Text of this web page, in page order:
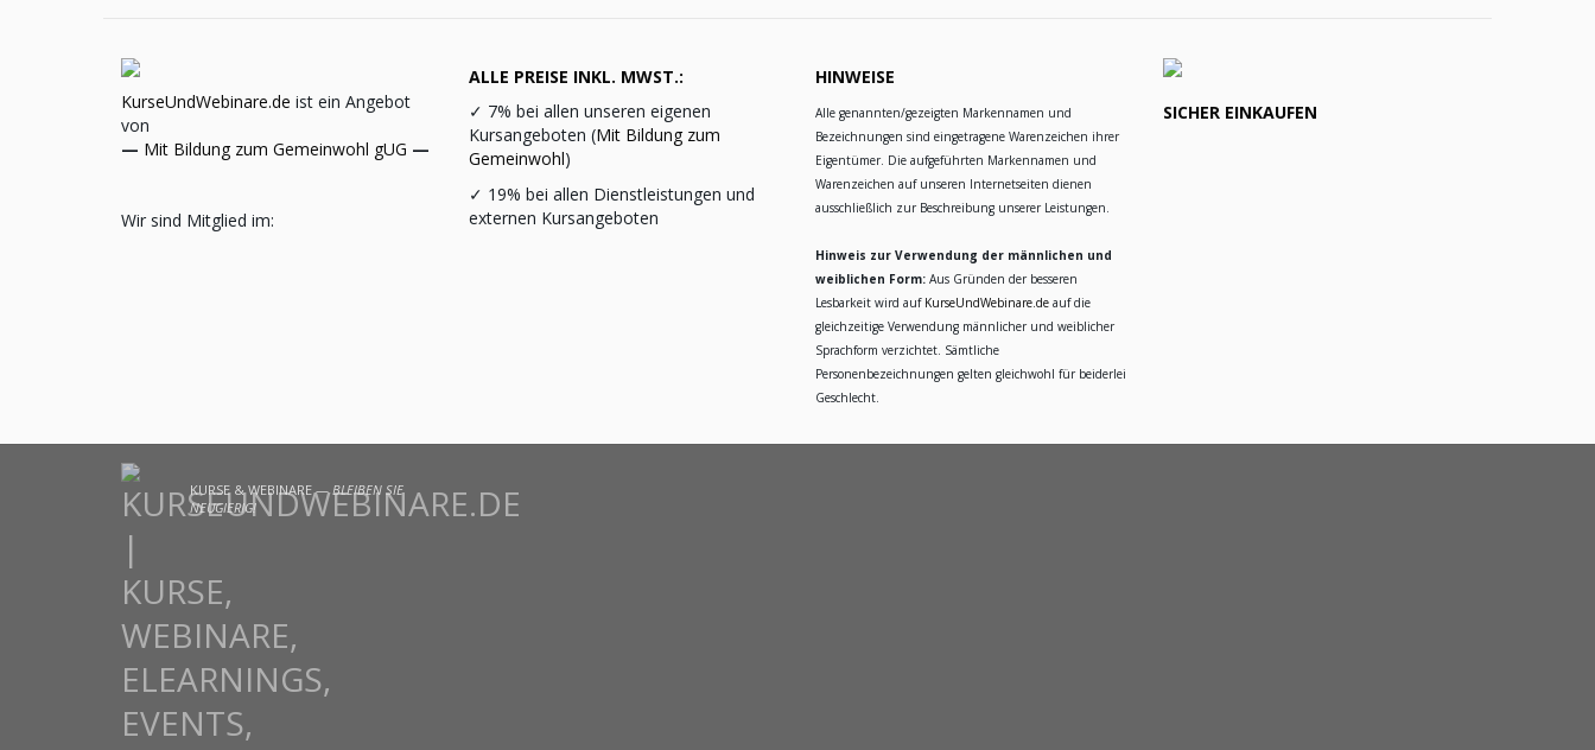
KurseUndWebinare.de ist ein Angebot
von
— Mit Bildung zum Gemeinwohl gUG —
Wir sind Mitglied im:
ALLE PREISE INKL. MWST.:
✓ 7% bei allen unseren eigenen
Kursangeboten (Mit Bildung zum
Gemeinwohl)
✓ 19% bei allen Dienstleistungen und
externen Kursangeboten
HINWEISE
Alle genannten/gezeigten Markennamen und
Bezeichnungen sind eingetragene Warenzeichen ihrer
Eigentümer. Die aufgeführten Markennamen und
Warenzeichen auf unseren Internetseiten dienen
ausschließlich zur Beschreibung unserer Leistungen.
Hinweis zur Verwendung der männlichen und
weiblichen Form: Aus Gründen der besseren
Lesbarkeit wird auf KurseUndWebinare.de auf die
gleichzeitige Verwendung männlicher und weiblicher
Sprachform verzichtet. Sämtliche
Personenbezeichnungen gelten gleichwohl für beiderlei
Geschlecht.
SICHER EINKAUFEN
KURSE & WEBINARE —BLEIBEN SIE
NEUGIERIG!